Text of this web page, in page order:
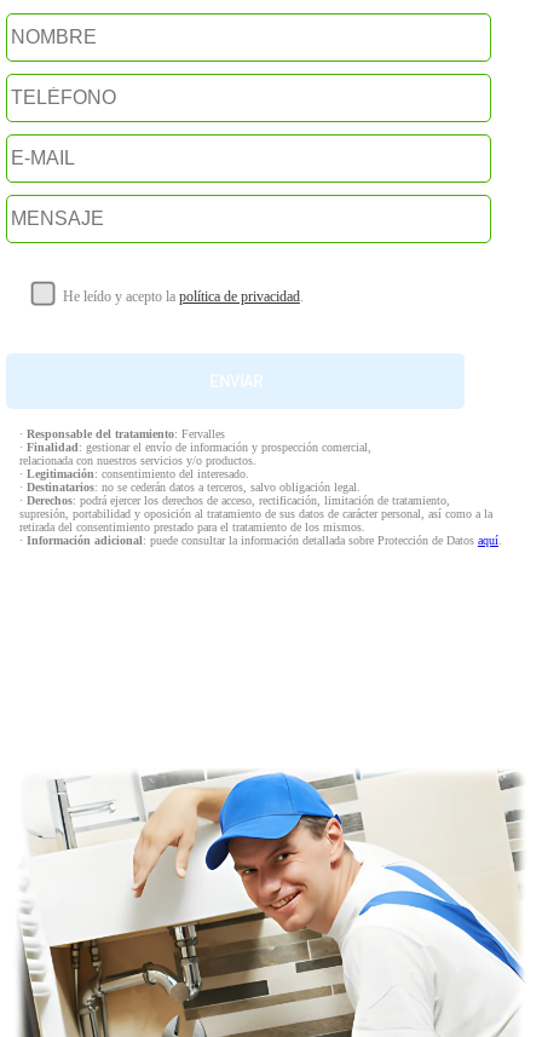
He leído y acepto la política de privacidad.
· Responsable del tratamiento: Fervalles
· Finalidad: gestionar el envío de información y prospección comercial,
relacionada con nuestros servicios y/o productos.
· Legitimación: consentimiento del interesado.
· Destinatarios: no se cederán datos a terceros, salvo obligación legal.
· Derechos: podrá ejercer los derechos de acceso, rectificación, limitación de tratamiento,
supresión, portabilidad y oposición al tratamiento de sus datos de carácter personal, así como a la
retirada del consentimiento prestado para el tratamiento de los mismos.
· Información adicional: puede consultar la información detallada sobre Protección de Datos aquí.